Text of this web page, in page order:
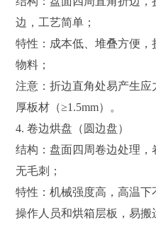
边，工艺简单；
特性：成本低、堆叠方便
物料；
注意：折边直角处易产生应
厚板材（≥1.5mm）。
4. 卷边烘盘（圆边盘）
结构：盘面四周卷边处理，
无毛刺；
特性：机械强度高，高温
操作人员和烘箱层板，易搬